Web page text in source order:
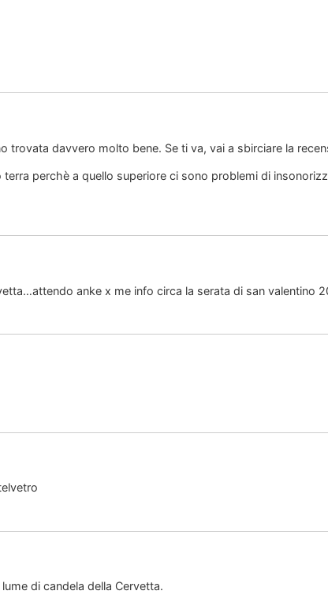
davvero molto bene. Se ti va, vai a sbirciare la
perchè a quello superiore ci sono problemi di
anke x me info circa la serata di san valentino
di candela della Cervetta.